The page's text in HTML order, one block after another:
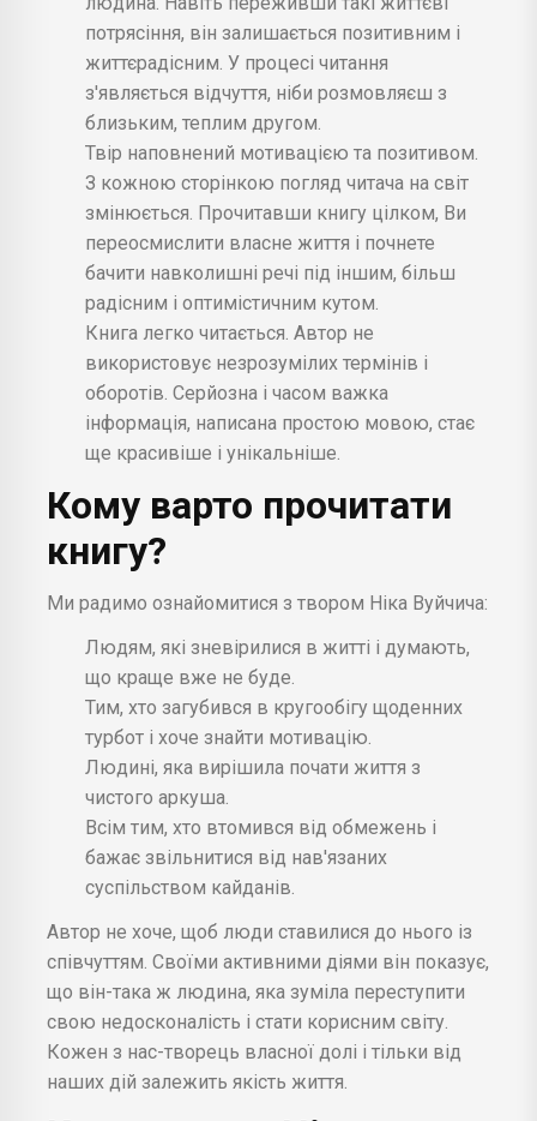
потрясіння, він залишається позитивним і
життєрадісним. У процесі читання
з'являється відчуття, ніби розмовляєш з
близьким, теплим другом.
Твір наповнений мотивацією та позитивом.
З кожною сторінкою погляд читача на світ
змінюється. Прочитавши книгу цілком, Ви
переосмислити власне життя і почнете
бачити навколишні речі під іншим, більш
радісним і оптимістичним кутом.
Книга легко читається. Автор не
використовує незрозумілих термінів і
оборотів. Серйозна і часом важка
інформація, написана простою мовою, стає
ще красивіше і унікальніше.
Кому варто прочитати
книгу?
Ми радимо ознайомитися з твором Ніка Вуйчича:
Людям, які зневірилися в житті і думають,
що краще вже не буде.
Тим, хто загубився в кругообігу щоденних
турбот і хоче знайти мотивацію.
Людині, яка вирішила почати життя з
чистого аркуша.
Всім тим, хто втомився від обмежень і
бажає звільнитися від нав'язаних
суспільством кайданів.
Автор не хоче, щоб люди ставилися до нього із
співчуттям. Своїми активними діями він показує,
що він-така ж людина, яка зуміла переступити
свою недосконалість і стати корисним світу.
Кожен з нас-творець власної долі і тільки від
наших дій залежить якість життя.